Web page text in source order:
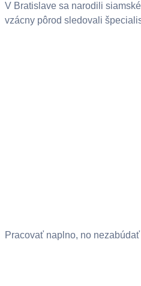
V Bratislave sa narodili
vzácny pôrod sledovali
Pracovať naplno, no